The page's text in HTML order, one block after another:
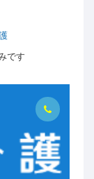
です